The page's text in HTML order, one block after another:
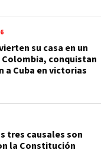
su casa en un
Colombia, conquistan
a Cuba en victorias
tres causales son
la Constitución